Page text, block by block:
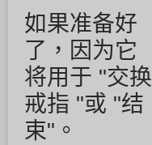
如果准备好
了，因为它
将用于 "交换
戒指 "或 "结
束"。